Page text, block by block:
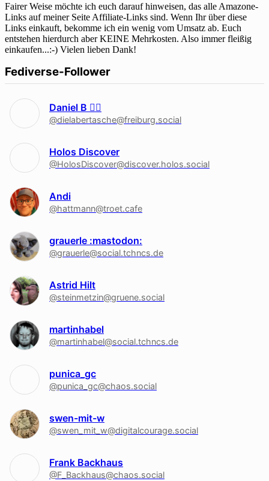
Fairer Weise möchte ich euch darauf hinweisen, das alle Amazone-
Links auf meiner Seite Affiliate-Links sind. Wenn Ihr über diese
Links einkauft, bekomme ich ein wenig vom Umsatz ab. Euch
entstehen hierdurch aber KEINE Mehrkosten. Also immer fleißig
einkaufen...:-) Vielen lieben Dank!
Fediverse-Follower
Daniel B 🏳‍🌈
@dielabertasche@freiburg.social
Holos Discover
@HolosDiscover@discover.holos.social
Andi
@hattmann@troet.cafe
grauerle :mastodon:
@grauerle@social.tchncs.de
Astrid Hilt
@steinmetzin@gruene.social
martinhabel
@martinhabel@social.tchncs.de
punica_gc
@punica_gc@chaos.social
swen-mit-w
@swen_mit_w@digitalcourage.social
Frank Backhaus
@F_Backhaus@chaos.social